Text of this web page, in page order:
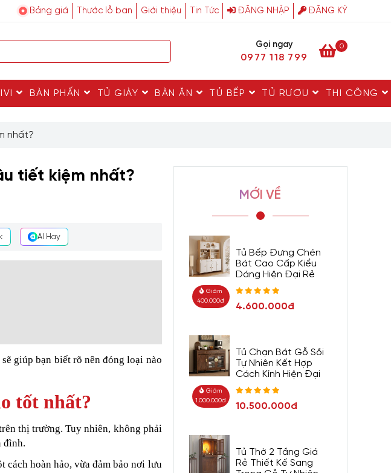
Bảng giá Thước lỗ ban Giới thiệu Tin Tức ĐĂNG NHẬP ĐĂNG KÝ
Gọi ngay
0977 118 799
0
BÀN PHẤN TỦ GIÀY BÀN ĂN TỦ BẾP TỦ RƯỢU THI CÔNG
nhất?
tiết kiệm nhất?
AI Hay
giúp bạn biết rõ nên đóng loại nào
tốt nhất?
thị trường. Tuy nhiên, không phải
đình.
cách hoàn hảo, vừa đảm bảo nơi lưu
MỚI VỀ
Giảm
400.000đ
Tủ Bếp Đựng Chén
Bát Cao Cấp Kiểu
Dáng Hiện Đại Rẻ
4.600.000đ
Giảm
1.000.000đ
Tủ Chạn Bát Gỗ Sồi
Tự Nhiên Kết Hợp
Cách Kính Hiện Đại
10.500.000đ
Tủ Thờ 2 Tầng Giá
Rẻ Thiết Kế Sang